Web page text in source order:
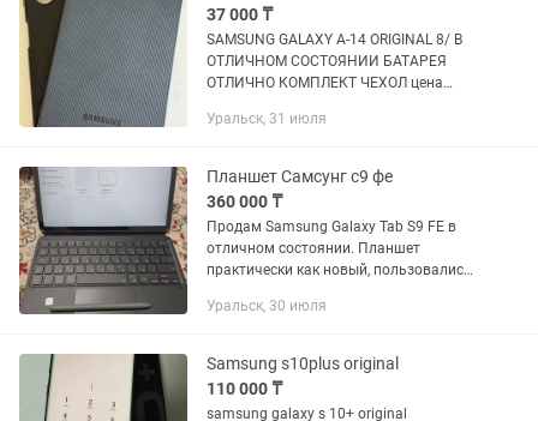
37 000 ₸
SAMSUNG GALAXY A-14 ORIGINAL 8/ В
ОТЛИЧНОМ СОСТОЯНИИ БАТАРЕЯ
ОТЛИЧНО КОМПЛЕКТ ЧЕХОЛ цена
ДОСТАВКА
Уральск, 31 июля
Планшет Самсунг с9 фе
360 000 ₸
Продам Samsung Galaxy Tab S9 FE в
отличном состоянии. Планшет
практически как новый, пользовались
не мочили, работает идеально, без
Уральск, 30 июля
Samsung s10plus original
110 000 ₸
samsung galaxy s 10+ original